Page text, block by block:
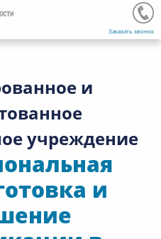
Заказать звонок
и
учреждение
и